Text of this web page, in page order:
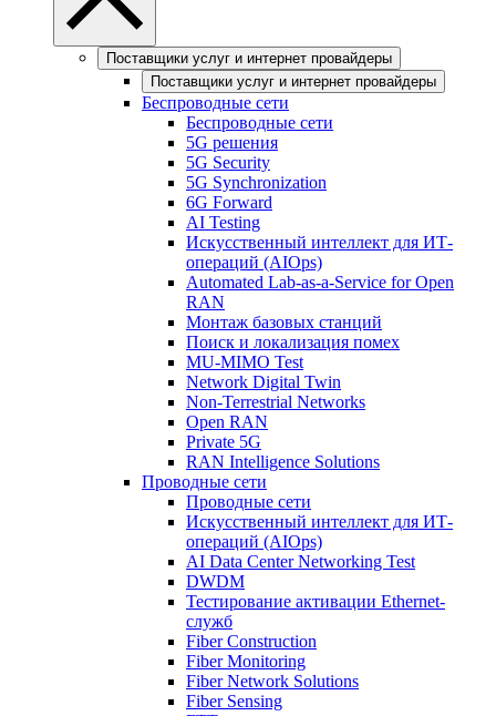
Поставщики услуг и интернет провайдеры
Поставщики услуг и интернет провайдеры
Беспроводные сети
Беспроводные сети
5G решения
5G Security
5G Synchronization
6G Forward
AI Testing
Искусственный интеллект для ИТ-
операций (AIOps)
Automated Lab-as-a-Service for Open
RAN
Монтаж базовых станций
Поиск и локализация помех
MU-MIMO Test
Network Digital Twin
Non-Terrestrial Networks
Open RAN
Private 5G
RAN Intelligence Solutions
Проводные сети
Проводные сети
Искусственный интеллект для ИТ-
операций (AIOps)
AI Data Center Networking Test
DWDM
Тестирование активации Ethernet-
служб
Fiber Construction
Fiber Monitoring
Fiber Network Solutions
Fiber Sensing